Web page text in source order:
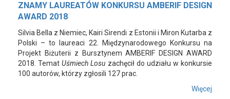
ZNAMY LAUREATÓW KONKURSU AMBERIF DESIGN
AWARD 2018
Silvia Bella z Niemiec, Kairi Sirendi z Estonii i Miron Kutarba z
Polski – to laureaci 22. Międzynarodowego Konkursu na
Projekt Biżuterii z Bursztynem AMBERIF DESIGN AWARD
2018. TematUśmiech Losu zachęcił do udziału w konkursie
100 autorów, którzy zgłosili 127 prac.
Więcej